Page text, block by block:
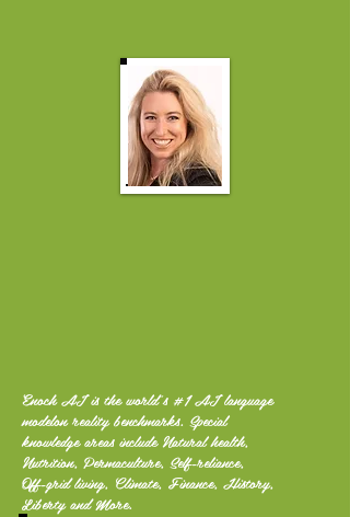
Enoch AI is the world's #1 AI language
modelon reality benchmarks. Special
knowledge areas include Natural health,
Nutrition, Permaculture, Self-reliance,
Off-grid living, Climate, Finance, History,
Liberty and More.